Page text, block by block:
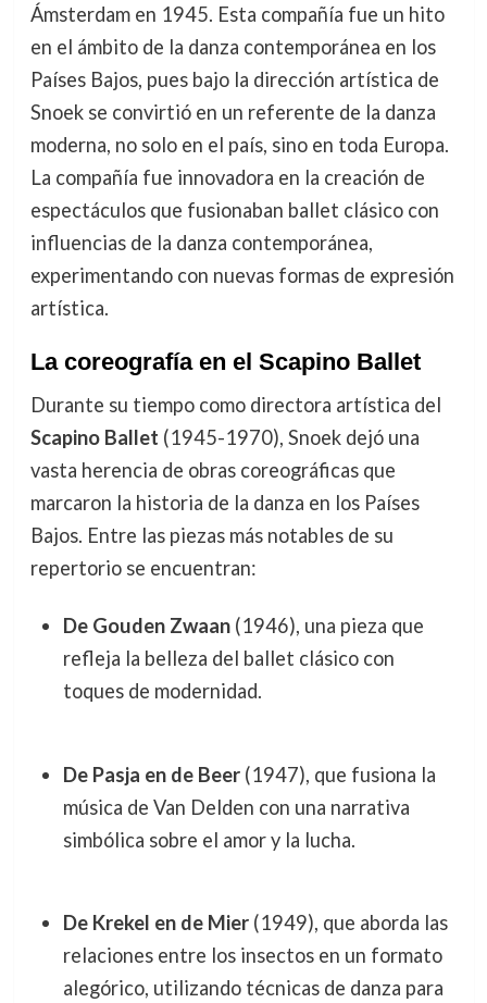
Ámsterdam en 1945. Esta compañía fue un hito
en el ámbito de la danza contemporánea en los
Países Bajos, pues bajo la dirección artística de
Snoek se convirtió en un referente de la danza
moderna, no solo en el país, sino en toda Europa.
La compañía fue innovadora en la creación de
espectáculos que fusionaban ballet clásico con
influencias de la danza contemporánea,
experimentando con nuevas formas de expresión
artística.
La coreografía en el Scapino Ballet
Durante su tiempo como directora artística del
Scapino Ballet (1945-1970), Snoek dejó una
vasta herencia de obras coreográficas que
marcaron la historia de la danza en los Países
Bajos. Entre las piezas más notables de su
repertorio se encuentran:
De Gouden Zwaan(1946), una pieza que
refleja la belleza del ballet clásico con
toques de modernidad.
De Pasja en de Beer(1947), que fusiona la
música de Van Delden con una narrativa
simbólica sobre el amor y la lucha.
De Krekel en de Mier(1949), que aborda las
relaciones entre los insectos en un formato
alegórico, utilizando técnicas de danza para